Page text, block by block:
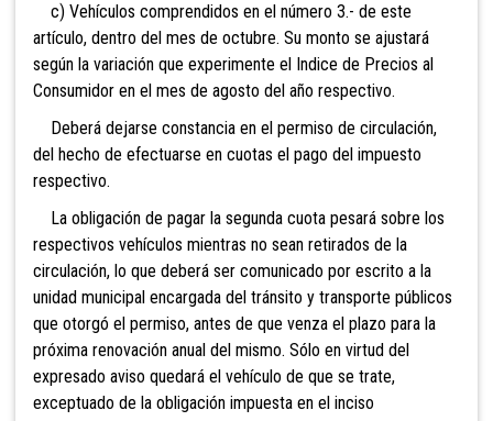
c) Vehículos comprendidos en el número 3.- de este
artículo, dentro del mes de octubre. Su monto se ajustará
según la variación que experimente el Indice de Precios al
Consumidor en el mes de agosto del año respectivo.
Deberá dejarse constancia en el permiso de circulación,
del hecho de efectuarse en cuotas el pago del impuesto
respectivo.
La obligación de pagar la segunda cuota pesará sobre los
respectivos vehículos mientras no sean retirados de la
circulación, lo que deberá ser comunicado por escrito a la
unidad municipal encargada del tránsito y transporte públicos
que otorgó el permiso, antes de que venza el plazo para la
próxima renovación anual del mismo. Sólo en virtud del
expresado aviso quedará el vehículo de que se trate,
exceptuado de la obligación impuesta en el inciso